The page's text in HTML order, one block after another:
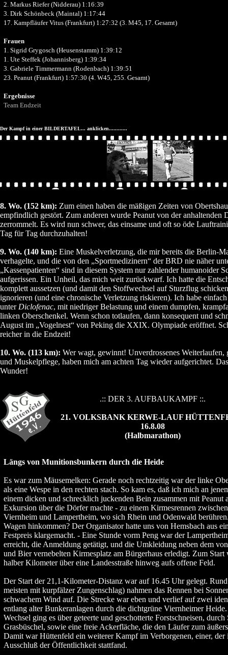
2. Markus Riefer (Nidderau) 1:16:39
3. Dirk Schönbeck (Maintal) 1:17:44
17. Kampfläufer Vitus (Frankfurt) 1:27:32 (3. M45, 17. Gesamt)
Frauen
1. Sigrid Grygosch (Heusenstamm) 1:39:12
1. Ute Steffek (Johannisberg) 1:39:34
3. Gabriele Timmermann (Rodenbach) 1:39:51
23. Peanut (Frankfurt) 1:57:30 (4. W45, 255. Gesamt)
Ergebnisse
Team Endzeit
Der Kampf in einer BILDERTAFEL... anklicken............
8. Wo. (152 km): Zum einen haben die mäßigen Zeiten von
empfindlich gestört. Zum anderen wurde Peanut von der anhaltenden
zerrommelt. Es wird nun schwer, das einsame und oft so öde
Tag für Tag durchzuhalten!
9. Wo. (140 km): Eine Muskelverletzung, die mir bereits die Berlin-
verhagelte, und die von den „Sportmedizinern“ der BRD nie näher
„Kassenpatienten“ sind in diesem System nur zahlender humanoider
aufgerissen. Ein Unheil, das mich weit zurückwarf. Ich hatte die
komplett aussetzen (und damit den Stoffwechsel auf Sturzflug
ignorieren (und eine chronische Verletzung riskieren). Ich habe
unter Diclofenac, mit niedriger Belastung und einem dumpfen,
linken Oberschenkel. Wenn schon totlaufen, dann konsequent und
August im „Vogelnest“ von Peking die XXIX. Olympiade eröffnet.
reicher in die Endzeit!
10. Wo. (113 km): Wer wagt, gewinnt! Unverdrossenes Weiterlaufen,
und Muskelpflege, haben mich am achten Tag wieder aufgerichtet.
Wunder!
.:: DER 3. AUFBAUKAMPF ::.
21. VOLKSBANK KERWE-LAUF
16.8.08
(Halbmarathon)
Längs von Munitionsbunkern durch die Heide
Es war zum Mäusemelken: Gerade noch rechtzeitig war der linke
als eine Wespe in den rechten stach. So kam es, daß ich mich an
einem dicken und schrecklich juckenden Bein zusammen mit Peanut
Exkursion über die Dörfer machte - zu einem Kirmesrennen
Viernheim und Lampertheim, wo sich Rhein und Odenwald
Wagen hinkommen? Der Organisator hatte uns von Hemsbach aus
Festpreis klargemacht. - Eine Stunde vorm Peng war der
erreicht, die Anmeldung getätigt, und die Umkleidung neben dem
und Bier vernebelten Kirmesplatz am Bürgerhaus erledigt. Zum Start
halber Kilometer über eine Landesstraße hinweg aufs offene Feld.
Der Start der 21,1-Kilometer-Distanz war auf 16.45 Uhr gelegt.
meisten mit kurpfälzer Zungenschlag) nahmen das Rennen bei
schwachem Wind auf. Die Strecke war eben und verlief auf zwei
entlang alter Bunkeranlagen durch die dichtgrüne Viernheimer
Wechsel ging es über geteerte und geschotterte Forstschneisen,
Grasbüschel, sowie eine freie Ackerfläche, die den Läufer zum
Damit war Hüttenfeld ein weiterer Kampf im Verborgenen, einer,
Ausschluß der Öffentlichkeit stattfand.